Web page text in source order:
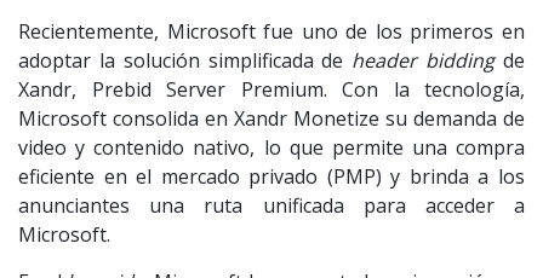
Recientemente, Microsoft fue uno de los primeros en
adoptar la solución simplificada de header biddingde
Xandr, Prebid Server Premium. Con la tecnología,
Microsoft consolida en Xandr Monetize su demanda de
video y contenido nativo, lo que permite una compra
eficiente en el mercado privado (PMP) y brinda a los
anunciantes una ruta unificada para acceder a
Microsoft.